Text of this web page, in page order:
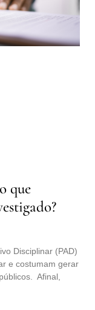
que
Disciplinar (PAD)
e costumam gerar
Afinal,